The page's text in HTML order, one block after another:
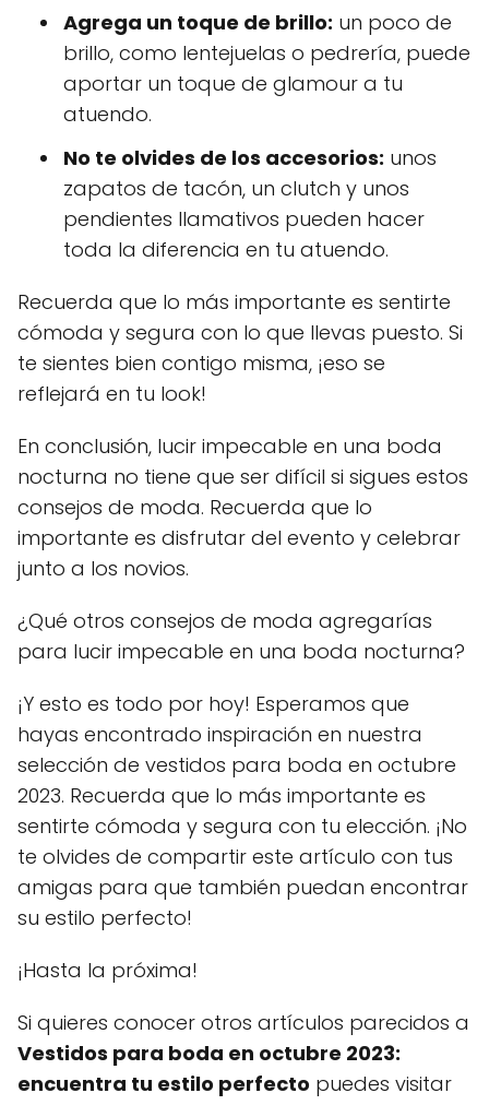
Agrega un toque de brillo: un poco de
brillo, como lentejuelas o pedrería, puede
aportar un toque de glamour a tu
atuendo.
No te olvides de los accesorios: unos
zapatos de tacón, un clutch y unos
pendientes llamativos pueden hacer
toda la diferencia en tu atuendo.
Recuerda que lo más importante es sentirte
cómoda y segura con lo que llevas puesto. Si
te sientes bien contigo misma, ¡eso se
reflejará en tu look!
En conclusión, lucir impecable en una boda
nocturna no tiene que ser difícil si sigues estos
consejos de moda. Recuerda que lo
importante es disfrutar del evento y celebrar
junto a los novios.
¿Qué otros consejos de moda agregarías
para lucir impecable en una boda nocturna?
¡Y esto es todo por hoy! Esperamos que
hayas encontrado inspiración en nuestra
selección de vestidos para boda en octubre
2023. Recuerda que lo más importante es
sentirte cómoda y segura con tu elección. ¡No
te olvides de compartir este artículo con tus
amigas para que también puedan encontrar
su estilo perfecto!
¡Hasta la próxima!
Si quieres conocer otros artículos parecidos a
Vestidos para boda en octubre 2023:
encuentra tu estilo perfecto puedes visitar